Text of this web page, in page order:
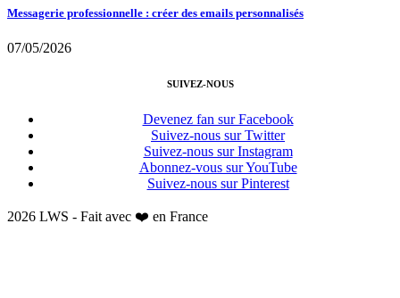
Messagerie professionnelle : créer des emails personnalisés
07/05/2026
SUIVEZ-NOUS
Devenez fan sur Facebook
Suivez-nous sur Twitter
Suivez-nous sur Instagram
Abonnez-vous sur YouTube
Suivez-nous sur Pinterest
2026 LWS - Fait avec ❤️ en France